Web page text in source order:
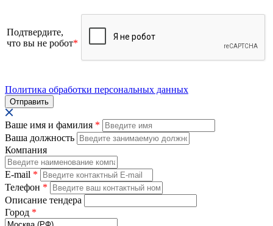
Подтвердите,
что вы не робот*
Политика обработки персональных данных
Ваше имя и фамилия *
Ваша должность
Компания
E-mail *
Телефон *
Описание тендера
Город *